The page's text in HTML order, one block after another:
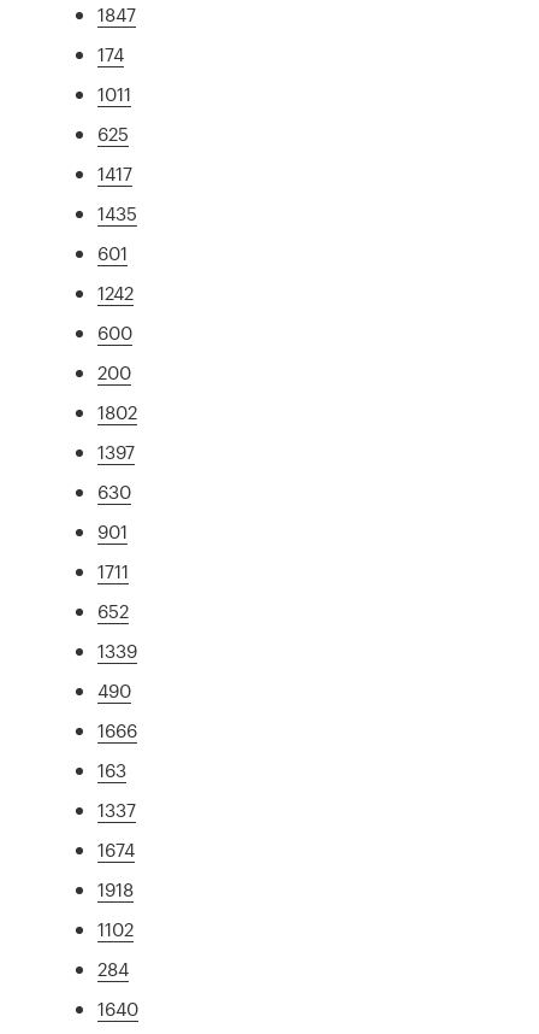
1847
174
1011
625
1417
1435
601
1242
600
200
1802
1397
630
901
1711
652
1339
490
1666
163
1337
1674
1918
1102
284
1640